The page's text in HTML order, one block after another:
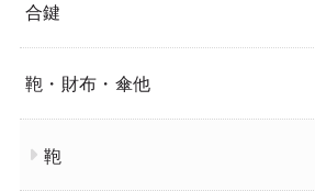
合鍵
鞄・財布・傘他
鞄